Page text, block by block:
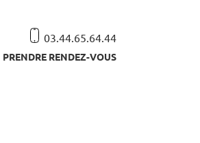
03.44.65.64.44
PRENDRE RENDEZ-VOUS